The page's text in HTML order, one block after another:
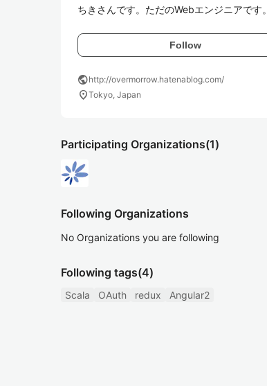
ちきさんです。ただのWebエンジニアです。
Follow
publichttp://overmorrow.hatenablog.com/
location_onTokyo, Japan
Participating Organizations(1)
Following Organizations
No Organizations you are following
Following tags(4)
Scala OAuth redux Angular2